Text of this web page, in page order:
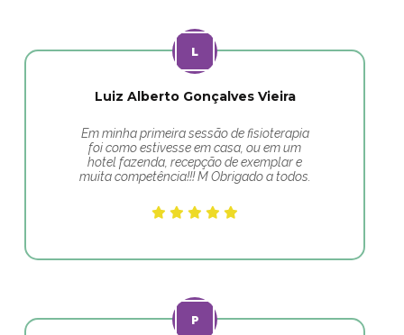
Luiz Alberto Gonçalves Vieira
Em minha primeira sessão de fisioterapia
foi como estivesse em casa, ou em um
hotel fazenda, recepção de exemplar e
muita competência!!! M Obrigado a todos.